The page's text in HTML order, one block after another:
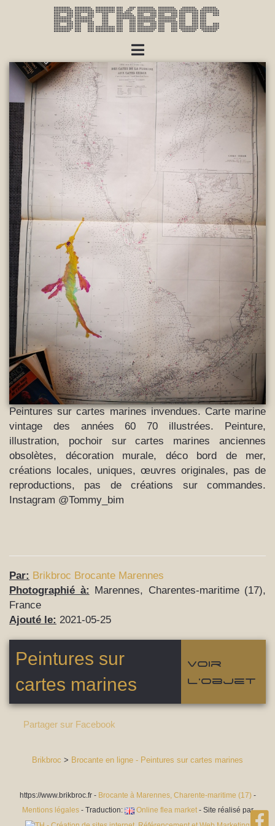
Brikbroc
Peintures sur cartes marines invendues. Carte marine
vintage des années 60 70 illustrées. Peinture,
illustration, pochoir sur cartes marines anciennes
obsolètes, décoration murale, déco bord de mer,
créations locales, uniques, œuvres originales, pas de
reproductions, pas de créations sur commandes.
Instagram @Tommy_bim
Par: Brikbroc Brocante Marennes
Photographié à:
Marennes, Charentes-maritime (17),
France
Ajouté le: 2021-05-25
Peintures sur
cartes marines
Voir
l'objet
Partager sur Facebook
Brikbroc > Brocante en ligne - Peintures sur cartes marines
https://www.brikbroc.fr - Brocante à Marennes, Charente-maritime (17)-
Mentions légales- Traduction: Online flea market- Site réalisé par